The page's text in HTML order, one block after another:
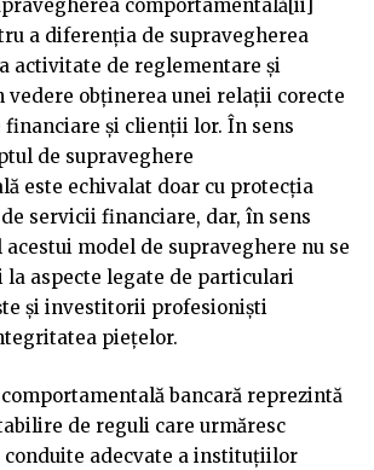
comportamentală[ii]
a diferenția de supravegherea
activitate de reglementare și
vedere obținerea unei relații corecte
și clienții lor. În sens
de supraveghere
este echivalat doar cu protecția
servicii financiare, dar, în sens
model de supraveghere nu se
la aspecte legate de particulari
și investitorii profesioniști
piețelor.
bancară reprezintă
de reguli care urmăresc
conduite adecvate a instituțiilor